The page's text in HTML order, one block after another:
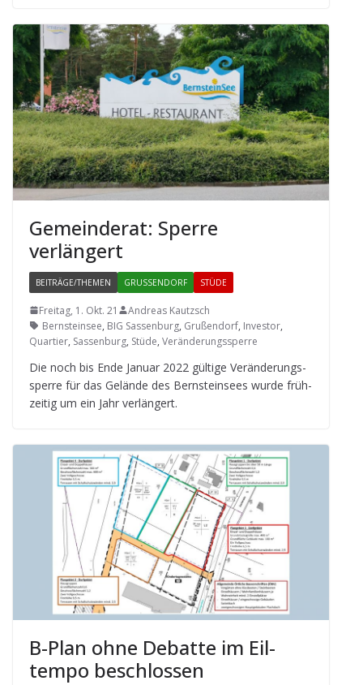
Gemein­de­rat: Sperre
verlängert
BEITRÄGE/THEMEN GRUSSENDORF STÜDE
Freitag, 1. Okt. 21
Andreas Kautzsch
Bernsteinsee, BIG Sassenburg, Grußendorf, Investor,
Quartier, Sassenburg, Stüde, Veränderungssperre
Die noch bis Ende Januar 2022 gül­tige Ver­än­de­rungs­
sperre für das Gelände des Bern­stein­sees wurde früh­
zei­tig um ein Jahr verlängert.
B-Plan ohne Debatte im Eil­
tempo beschlossen